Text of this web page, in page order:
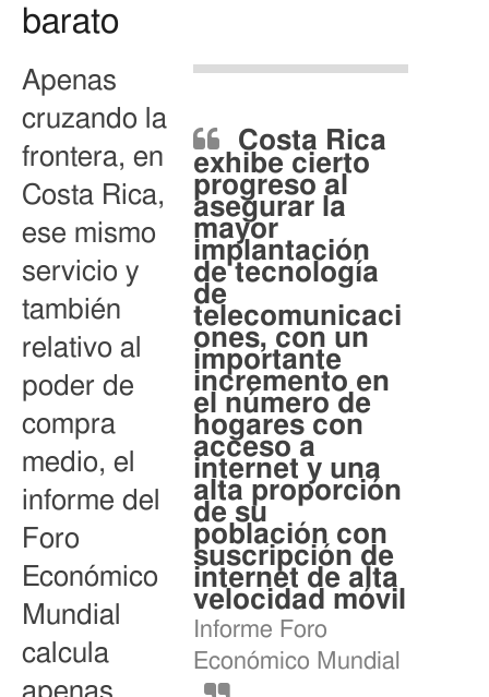
barato
Costa Rica
exhibe cierto
progreso al
asegurar la
mayor
implantación
de tecnología
de
telecomunicaci
ones, con un
importante
incremento en
el número de
hogares con
acceso a
internet y una
alta proporción
de su
población con
suscripción de
internet de alta
velocidad móvil
Informe Foro
Económico Mundial
Apenas
cruzando la
frontera, en
Costa Rica,
ese mismo
servicio y
también
relativo al
poder de
compra
medio, el
informe del
Foro
Económico
Mundial
calcula